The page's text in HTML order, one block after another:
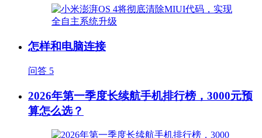
怎样和电脑连接
问答 5
2026年第一季度长续航手机排行榜，3000元预
算怎么选？